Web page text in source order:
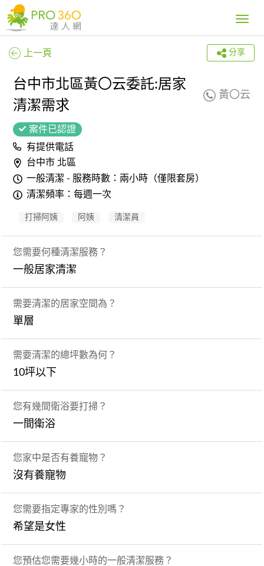
Toggle
上一頁 分享
台中市北區黃〇云委託:居家
清潔需求
黃〇云
案件已認證
有提供電話
台中市 北區
一般清潔 - 服務時數：兩小時（僅限套房）
清潔頻率：每週一次
打掃阿姨 阿姨 清潔員
您需要何種清潔服務？
一般居家清潔
需要清潔的居家空間為？
單層
需要清潔的總坪數為何？
10坪以下
您有幾間衛浴要打掃？
一間衛浴
您家中是否有養寵物？
沒有養寵物
您需要指定專家的性別嗎？
希望是女性
您預估您需要幾小時的一般清潔服務？